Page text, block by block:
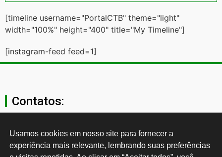
[timeline username="PortalCTB" theme="light"
width="100%" height="400" title="My Timeline"]
[instagram-feed feed=1]
Contatos:
secgeral@ctb.org.br
11 3874-0040
Usamos cookies em nosso site para fornecer a
experiência mais relevante, lembrando suas preferências